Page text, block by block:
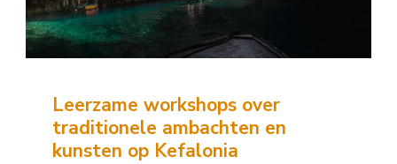
Leerzame workshops over
traditionele ambachten en
kunsten op Kefalonia